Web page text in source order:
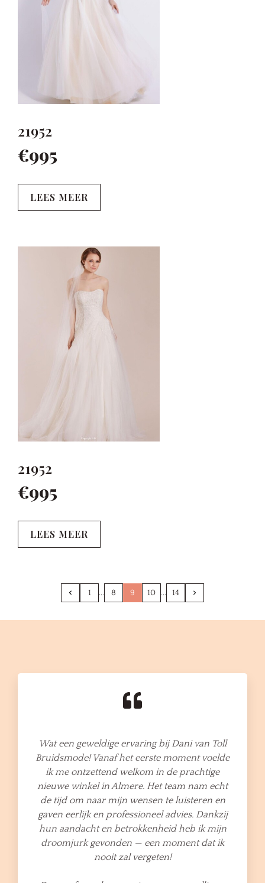
21952
€995
LEES MEER
21952
€995
LEES MEER
1 8 9 10 14
Wat een geweldige ervaring bij Dani van Toll
Bruidsmode! Vanaf het eerste moment voelde
ik me ontzettend welkom in de prachtige
nieuwe winkel in Almere. Het team nam echt
de tijd om naar mijn wensen te luisteren en
gaven eerlijk en professioneel advies. Dankzij
hun aandacht en betrokkenheid heb ik mijn
droomjurk gevonden — een moment dat ik
nooit zal vergeten!